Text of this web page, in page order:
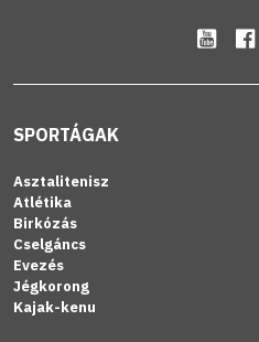
SPORTÁGAK
Asztalitenisz
Atlétika
Birkózás
Cselgáncs
Evezés
Jégkorong
Kajak-kenu